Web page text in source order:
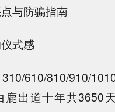
与防骗指南
式感
610/810/910/
鹿出道十年共3650